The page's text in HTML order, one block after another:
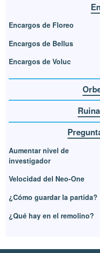
Encargos de Floreo
Encargos de Bellus
Encargos de Voluc
Aumentar nivel de
investigador
Velocidad del Neo-One
¿Cómo guardar la partida?
¿Qué hay en el remolino?